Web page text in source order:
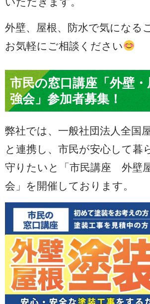
外壁、屋根、防水で気になる
お気軽にご相談ください
市民の窓口講座「外壁
強会」参加者募集！
弊社では、一般社団法人全国
と連携し、市民が安心して暮
守りたいと「市民講座 外壁
会」を開催しております。